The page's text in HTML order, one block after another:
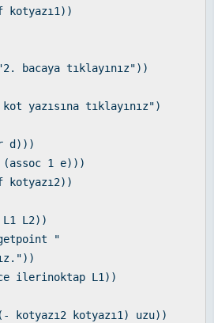
kotyazı1))
bacaya tıklayınız"))
yazısına tıklayınız")
d)))
(assoc 1 e)))
kotyazı2))
L2))
"
ilerinoktap L1))
kotyazı2 kotyazı1) uzu))